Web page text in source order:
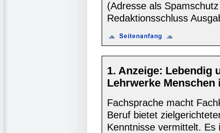
(Adresse als
Redaktionsschluss
1. Anzeige: Lebendig
Lehrwerke Menschen
Fachsprache macht
Beruf bietet
Kenntnisse vermittelt.